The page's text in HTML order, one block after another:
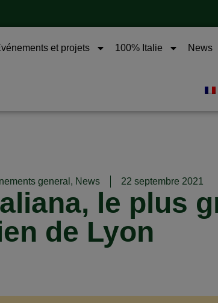
et projets 100% Italie News
general , News 22 septembre 2021
le plus
de Lyon